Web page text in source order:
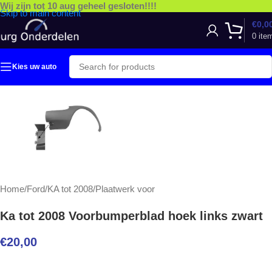
Skip to main content
Wij zijn tot 10 aug geheel gesloten!!!!
0
€
Kies uw auto
Home/Ford/KA tot 2008/Plaatwerk voor
Ka tot 2008 Voorbumperblad hoek links zwart
€20,00